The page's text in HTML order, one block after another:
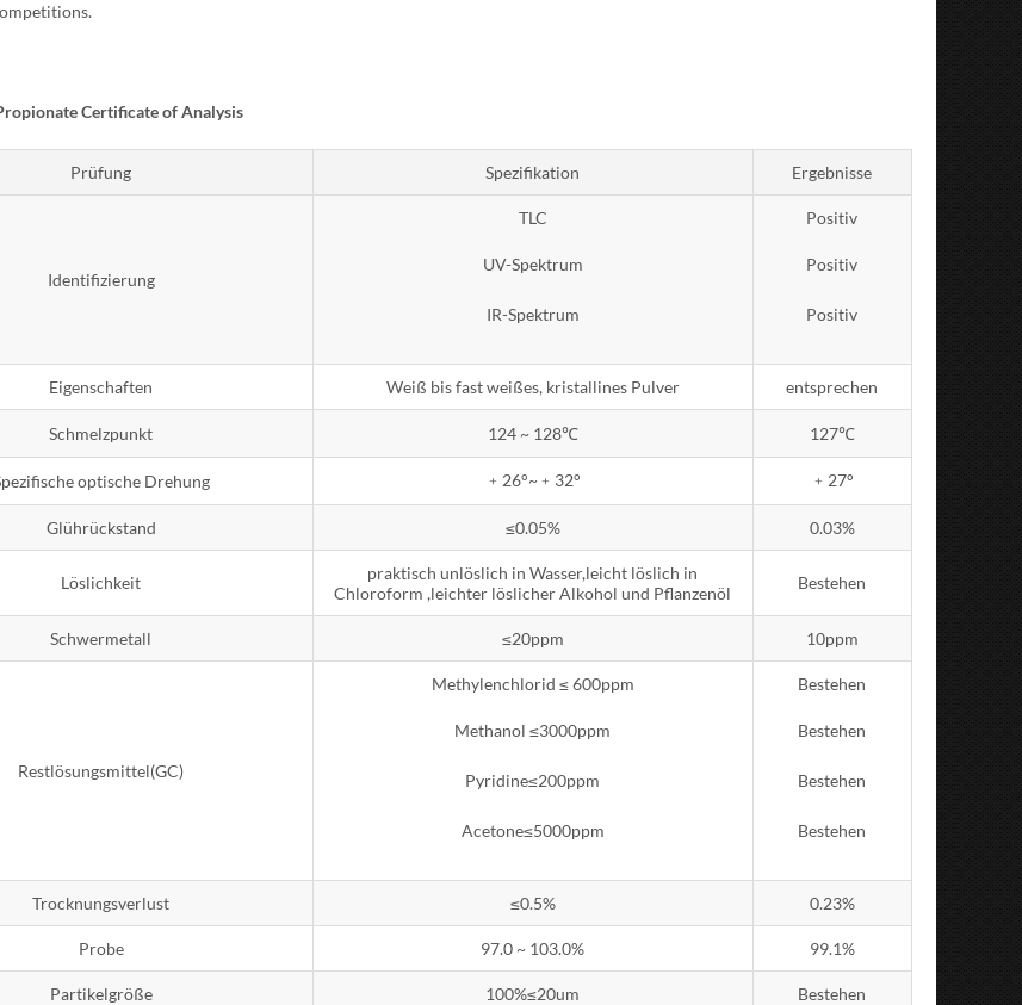
.
Certificate of Analysis
Prüfung Spezifikation Ergebnisse
Identifizierung
TLC
UV-Spektrum
IR-Spektrum
Positiv
Positiv
Positiv
Eigenschaften Weiß bis fast weißes, kristallines Pulver entsprechen
Schmelzpunkt 124 ~ 128℃ 127℃
optische Drehung ﹢26°~﹢32° ﹢27°
Glührückstand ≤0.05% 0.03%
Löslichkeit
praktisch unlöslich in Wasser,leicht löslich in
Chloroform ,leichter löslicher Alkohol und Pflanzenöl
Bestehen
Schwermetall ≤20ppm 10ppm
Restlösungsmittel(GC)
Methylenchlorid ≤ 600ppm
Methanol ≤3000ppm
Pyridine≤200ppm
Acetone≤5000ppm
Bestehen
Bestehen
Bestehen
Bestehen
Trocknungsverlust ≤0.5% 0.23%
Probe 97.0 ~ 103.0% 99.1%
Partikelgröße 100%≤20um Bestehen